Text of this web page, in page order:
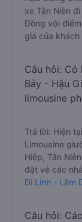
xe Tân Niên
Đồng với
giá của khách
Câu hỏi:
Bảy - Hậu
limousine
Trả lời: Hiện
Limousine
Hiệp, Tân
đặt vé các
Di Linh - Lâm
Câu hỏi: